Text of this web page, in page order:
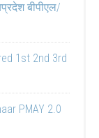
बीपीएल/
1st 2nd 3rd
PMAY 2.0